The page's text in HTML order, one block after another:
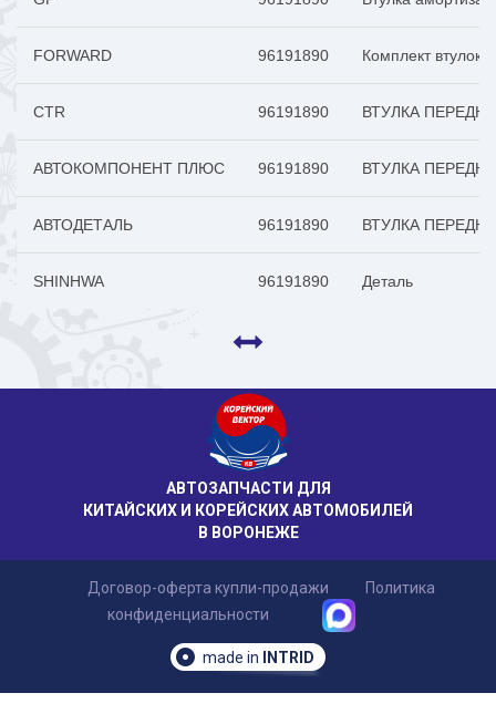
FORWARD 96191890 Комплект втулок
CTR 96191890 ВТУЛКА
АВТОКОМПОНЕНТ ПЛЮС 96191890 ВТУЛКА
АВТОДЕТАЛЬ 96191890 ВТУЛКА
SHINHWA 96191890 Деталь
АВТОЗАПЧАСТИ ДЛЯ
КИТАЙСКИХ И КОРЕЙСКИХ АВТОМОБИЛЕЙ
В ВОРОНЕЖЕ
Договор-оферта купли-продажи
Политика
конфиденциальности
made in INTRID